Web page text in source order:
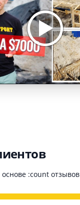
основе :count отзывов